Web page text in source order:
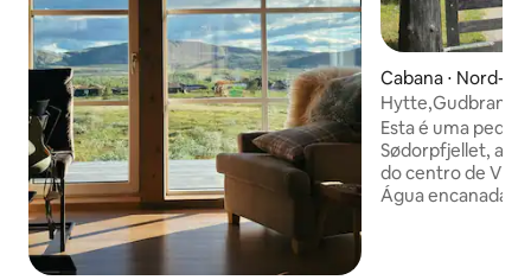
Cabana ⋅ Nord-
une
Jotunheimen
Esta é uma
Sødorpfjellet, a
do centro de
Água encanada,